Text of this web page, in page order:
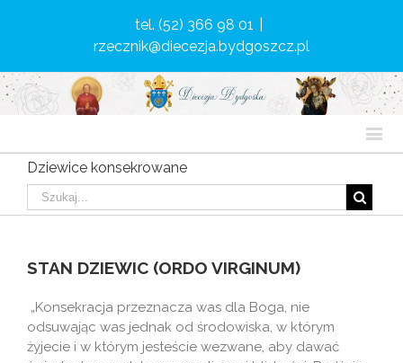
tel. (52) 366 98 01
rzecznik@diecezja.bydgoszcz.pl
Dziewice konsekrowane
STAN DZIEWIC (ORDO VIRGINUM)
„Konsekracja przeznacza was dla Boga, nie
odsuwając was jednak od środowiska, w którym
żyjecie i w którym jesteście wezwane, aby dawać